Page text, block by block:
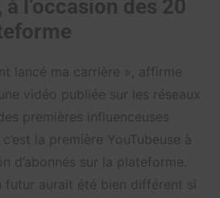
l’occasion des 20
lancé ma carrière », affirme
vidéo publiée sur les réseaux
premières influenceuses
la première YouTubeuse à
d’abonnés sur la plateforme.
futur aurait été bien différent si